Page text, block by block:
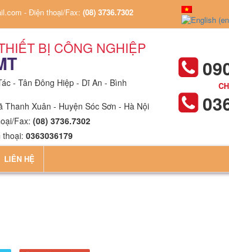
- Điện thoại/Fax: (08) 3736.7302
BỊ CÔNG NGHIỆP
- Tân Đông Hiệp - Dĩ An - Bình
Xuân - Huyện Sóc Sơn - Hà Nội
Fax: (08) 3736.7302
0363036179
LIÊN HỆ